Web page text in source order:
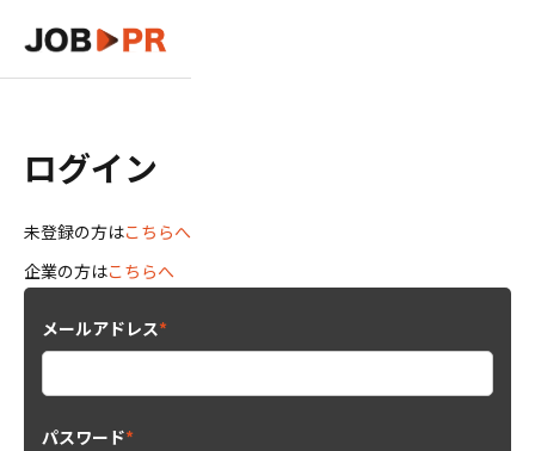
ログイン
未登録の方はこちらへ
企業の方はこちらへ
メールアドレス*
パスワード*